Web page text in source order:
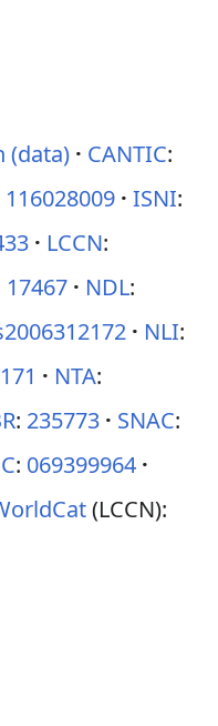
(data) CANTIC:
116028009 ISNI:
LCCN:
17467 NDL:
NLI:
NTA:
: 235773 SNAC:
: 069399964
(LCCN):